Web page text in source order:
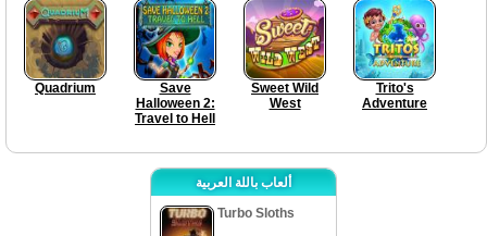
Quadrium
Save
Halloween 2:
Travel to Hell
Sweet Wild
West
Trito's
Adventure
ألعاب باللة العربية
Turbo Sloths